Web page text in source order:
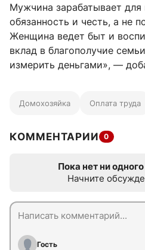
Мужчина зарабатывает
обязанность и честь, а не
Женщина ведет быт и
вклад в благополучие
измерить деньгами», —
Домохозяйка Оплата труда
КОММЕНТАРИИ 0
Пока нет ни
Начните
Гость